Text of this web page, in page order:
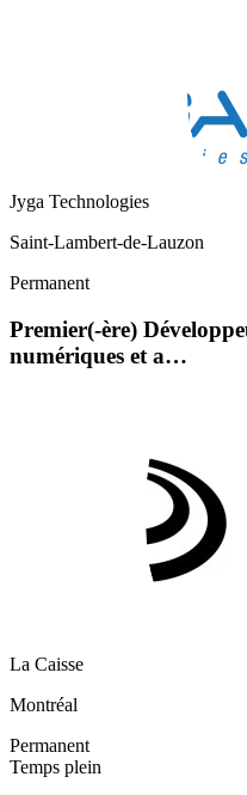
Jyga Technologies
Saint-Lambert-de-Lauzon
Permanent
Premier(-ère)
numériques et a…
La Caisse
Montréal
Permanent
Temps plein